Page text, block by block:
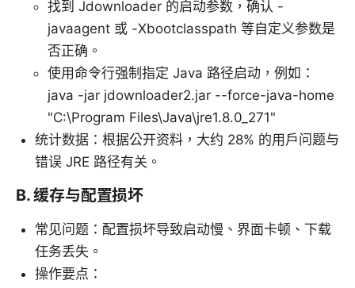
找到 Jdownloader 的启动参数，确认 -
javaagent 或 -Xbootclasspath 等自定义参数是
否正确。
使用命令行强制指定 Java 路径启动，例如：
java -jar jdownloader2.jar --force-java-home
"C:\Program Files\Java\jre1.8.0_271"
统计数据：根据公开资料，大约 28% 的用户问题与
错误 JRE 路径有关。
B. 缓存与配置损坏
常见问题：配置损坏导致启动慢、界面卡顿、下载
任务丢失。
操作要点：